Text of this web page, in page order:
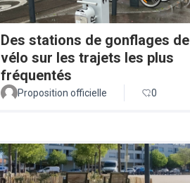
Des stations de gonflages de
vélo sur les trajets les plus
fréquentés
Proposition officielle 0